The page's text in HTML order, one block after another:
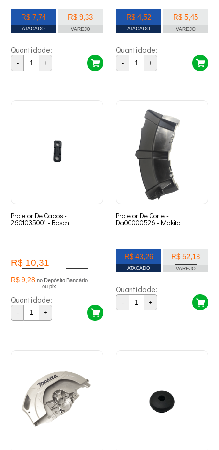
R$ 7,74
ATACADO
R$ 9,33
VAREJO
Quantidade:
- +
R$ 4,52
ATACADO
R$ 5,45
VAREJO
Quantidade:
- +
Protetor De Cabos -
2601035001 - Bosch
R$ 10,31
R$ 9,28 no Depósito Bancário
ou pix
Quantidade:
- +
Protetor De Corte -
Da00000526 - Makita
R$ 43,26
ATACADO
R$ 52,13
VAREJO
Quantidade:
- +